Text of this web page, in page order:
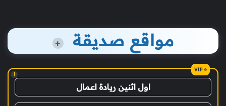
مواقع صديقة +
!
اول اثنين ريادة اعمال